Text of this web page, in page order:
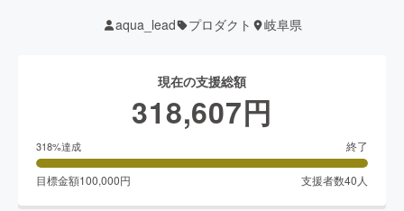
aqua_lead プロダクト 岐阜県
現在の支援総額
318,607円
318%達成 終了
目標金額100,000円 支援者数40 人